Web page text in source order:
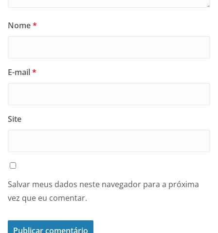
Nome*
E-mail*
Site
Salvar meus dados neste navegador para a próxima
vez que eu comentar.